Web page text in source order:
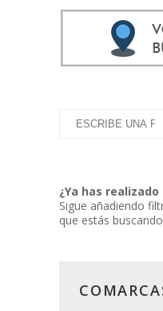
¿Ya has
Sigue añadiendo
que estás